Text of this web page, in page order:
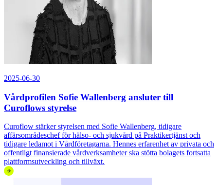
2025-06-30
Vårdprofilen Sofie Wallenberg ansluter till
Curoflows styrelse
Curoflow stärker styrelsen med Sofie Wallenberg, tidigare
affärsområdeschef för hälso- och sjukvård på Praktikertjänst och
tidigare ledamot i Vårdföretagarna. Hennes erfarenhet av privata och
offentligt finansierade vårdverksamheter ska stötta bolagets fortsatta
plattformsutveckling och tillväxt.